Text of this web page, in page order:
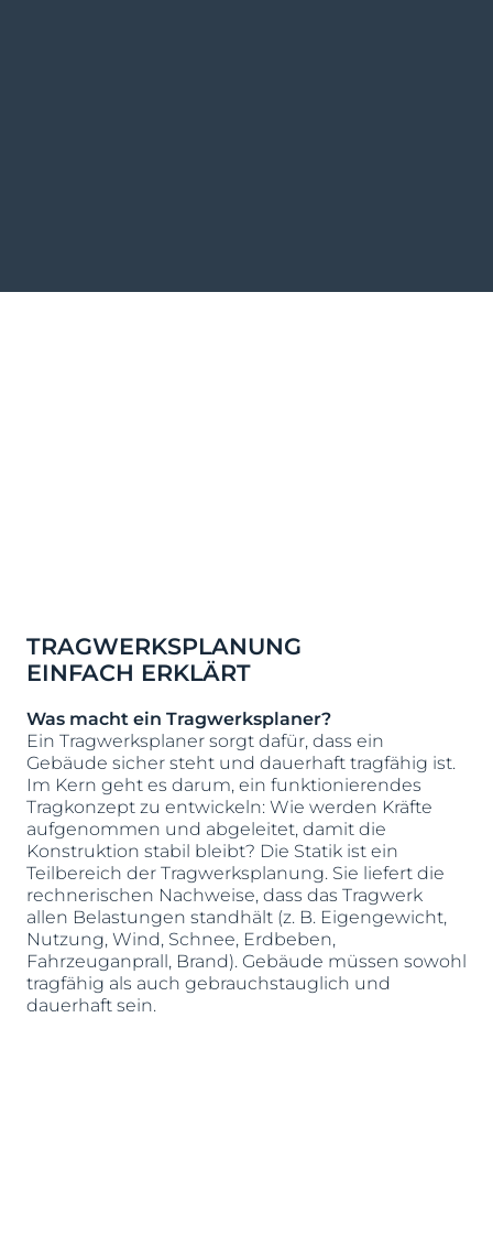
TRAGWERKSPLANUNG
EINFACH ERKLÄRT
Was macht ein Tragwerksplaner?
Ein Tragwerksplaner sorgt dafür, dass ein
Gebäude sicher steht und dauerhaft tragfähig ist.
Im Kern geht es darum, ein funktionierendes
Tragkonzept zu entwickeln: Wie werden Kräfte
aufgenommen und abgeleitet, damit die
Konstruktion stabil bleibt? Die Statik ist ein
Teilbereich der Tragwerksplanung. Sie liefert die
rechnerischen Nachweise, dass das Tragwerk
allen Belastungen standhält (z. B. Eigengewicht,
Nutzung, Wind, Schnee, Erdbeben,
Fahrzeuganprall, Brand). Gebäude müssen sowohl
tragfähig als auch gebrauchstauglich und
dauerhaft sein.